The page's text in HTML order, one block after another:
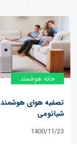
خانه‌ هوشمند
تصفیه هوای هوشمند
شیائومی
1400/11/23